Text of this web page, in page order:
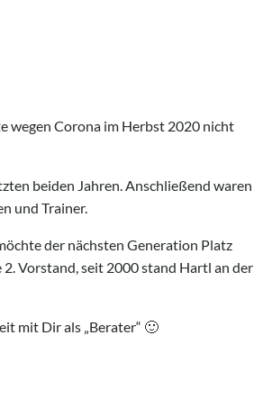
wegen Corona im Herbst 2020 nicht
beiden Jahren. Anschließend waren
und Trainer.
der nächsten Generation Platz
Vorstand, seit 2000 stand Hartl an der
mit Dir als „Berater“ 🙂